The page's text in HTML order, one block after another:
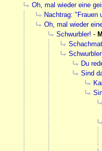
Oh, mal wieder eine
Nachtrag: "Frauen
Oh, mal wieder
Schwurbler! -
Du
Sind